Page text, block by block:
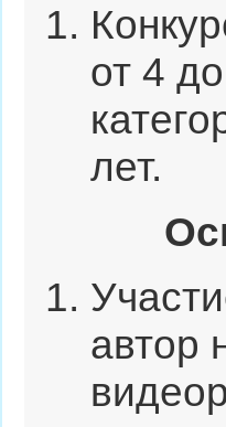
от 4
лет.
автор